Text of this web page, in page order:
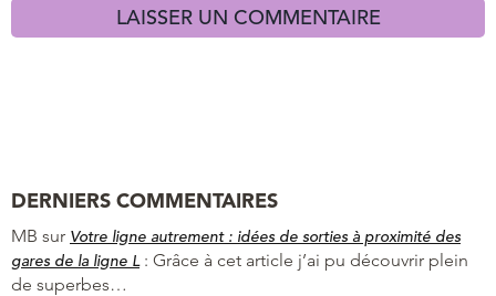
DERNIERS COMMENTAIRES
MB sur Votre ligne autrement : idées de sorties à proximité des
gares de la ligne L : Grâce à cet article j’ai pu découvrir plein
de superbes…